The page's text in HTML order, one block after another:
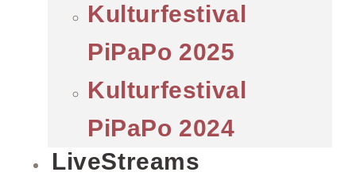
Kulturfestival
PiPaPo 2025
Kulturfestival
PiPaPo 2024
LiveStreams